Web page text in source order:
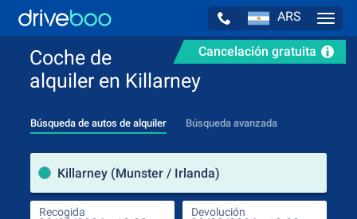
ARS
Cancelación gratuita
Coche de
alquiler en Killarney
Búsqueda de autos de alquiler Búsqueda avanzada
Killarney (Munster / Irlanda)
Recogida Devolución